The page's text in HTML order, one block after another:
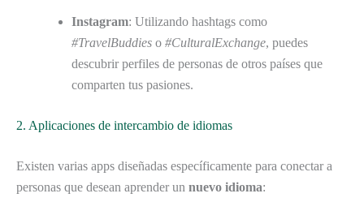
Instagram: Utilizando hashtags como
#TravelBuddies o #CulturalExchange, puedes
descubrir perfiles de personas de otros países que
comparten tus pasiones.
2. Aplicaciones de intercambio de idiomas
Existen varias apps diseñadas específicamente para conectar a
personas que desean aprender un nuevo idioma: